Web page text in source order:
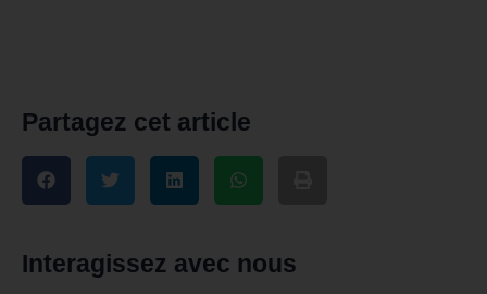
Partagez cet article
Interagissez avec nous